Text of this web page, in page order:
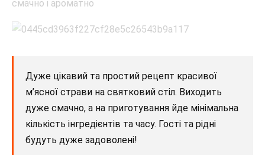
Дуже цікавий та простий рецепт красивої
м’ясної страви на святковий стіл. Виходить
дуже смачно, а на приготування йде мінімальна
кількість інгредієнтів та часу. Гості та рідні
будуть дуже задоволені!